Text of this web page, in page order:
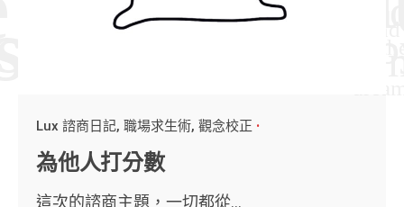
Lux 諮商日記 職場求生術 觀念校正
為他人打分數
這次的諮商主題，一切都從...